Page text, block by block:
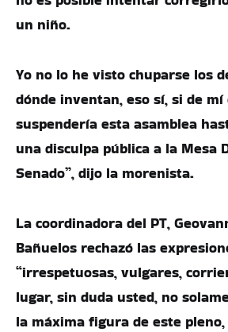
un niño.
Yo no lo he visto chuparse los
dónde inventan, eso sí, si de
suspendería esta asamblea
una disculpa pública a la Mesa
Senado”, dijo la morenista.
La coordinadora del PT,
Bañuelos rechazó las
“irrespetuosas, vulgares,
lugar, sin duda usted, no
la máxima figura de este